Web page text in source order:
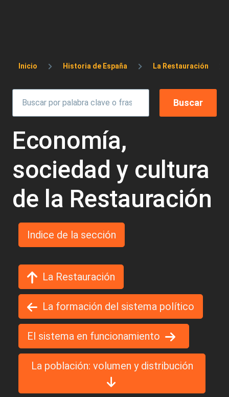
Sobrescribir enlaces de ayuda a la
Inicio Historia de España La Restauración
Economía,
sociedad y cultura
de la Restauración
Indice de la sección
La Restauración
La formación del sistema político
El sistema en funcionamiento
La población: volumen y distribución